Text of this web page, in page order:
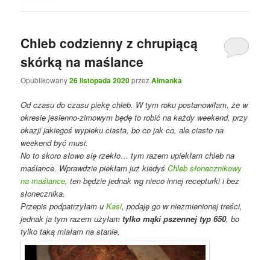
Chleb codzienny z chrupiącą
skórką na maślance
Opublikowany26 listopada 2020przezAlmanka
Od czasu do czasu piekę chleb. W tym roku postanowiłam, że w
okresie jesienno-zimowym będę to robić na każdy weekend, przy
okazji jakiegoś wypieku ciasta, bo co jak co, ale ciasto na
weekend być musi.
No to skoro słowo się rzekło… tym razem upiekłam chleb na
maślance. Wprawdzie piekłam już kiedyśChleb słonecznikowy
na maślance, ten będzie jednak wg nieco innej recepturki i bez
słonecznika.
Przepis podpatrzyłam uKasi, podaję go w niezmienionej treści,
jednak ja tym razem użyłam tylko mąki pszennej typ 650, bo
tylko taką miałam na stanie.